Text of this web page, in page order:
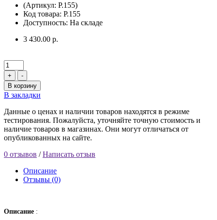
(Артикул: P.155)
Код товара: P.155
Доступность: На складе
3 430.00 р.
+
-
В корзину
В закладки
Данные о ценах и наличии товаров находятся в режиме
тестирования. Пожалуйста, уточняйте точную стоимость и
наличие товаров в магазинах. Они могут отличаться от
опубликованных на сайте.
0 отзывов /Написать отзыв
Описание
Отзывы (0)
Описание :